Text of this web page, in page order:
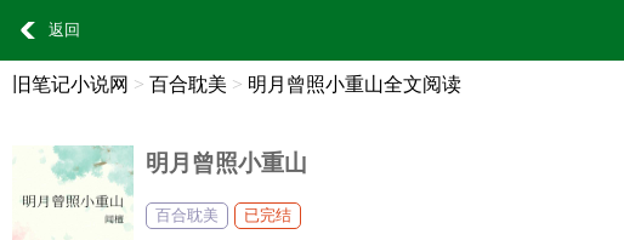
返回
旧笔记小说网 > 百合耽美 > 明月曾照小重山全文阅读
明月曾照小重山
百合耽美 已完结